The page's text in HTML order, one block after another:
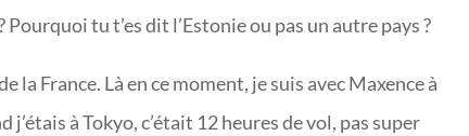
tu t’es dit l’Estonie ou pas un autre pays ?
la France. Là en ce moment, je suis avec Maxence à
à Tokyo, c’était 12 heures de vol, pas super